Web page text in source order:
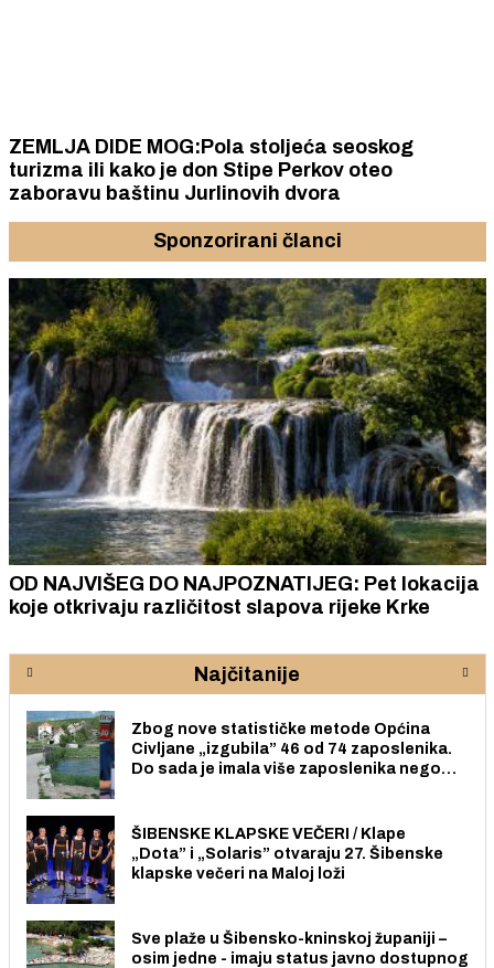
ZEMLJA DIDE MOG:Pola stoljeća seoskog
turizma ili kako je don Stipe Perkov oteo
zaboravu baštinu Jurlinovih dvora
Sponzorirani članci
OD NAJVIŠEG DO NAJPOZNATIJEG: Pet lokacija
koje otkrivaju različitost slapova rijeke Krke
Najčitanije
Zbog nove statističke metode Općina
Civljane „izgubila” 46 od 74 zaposlenika.
Do sada je imala više zaposlenika nego
ŠIBENSKE KLAPSKE VEČERI / Klape
„Dota” i „Solaris” otvaraju 27. Šibenske
klapske večeri na Maloj loži
Sve plaže u Šibensko-kninskoj županiji –
osim jedne - imaju status javno dostupnog